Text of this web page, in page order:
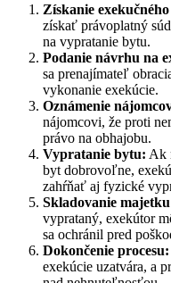
Získanie
získať právoplatný
na vypratanie bytu.
Podanie návrhu na
sa prenajímateľ
vykonanie exekúcie.
Oznámenie
nájomcovi, že proti
právo na obhajobu.
Vypratanie bytu: Ak
byt dobrovoľne,
zahŕňať aj fyzické
Skladovanie
vyprataný, exekútor
sa ochránil pred
Dokončenie procesu:
exekúcie uzatvára, a